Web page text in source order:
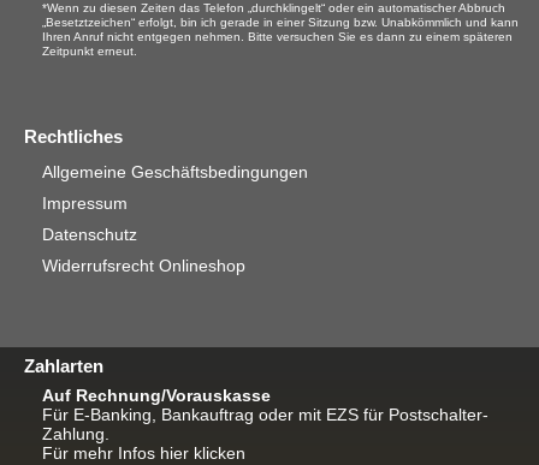
*Wenn zu diesen Zeiten das Telefon „durchklingelt“ oder ein automatischer Abbruch
„Besetztzeichen“ erfolgt, bin ich gerade in einer Sitzung bzw. Unabkömmlich und kann
Ihren Anruf nicht entgegen nehmen. Bitte versuchen Sie es dann zu einem späteren
Zeitpunkt erneut.
Rechtliches
Allgemeine Geschäftsbedingungen
Impressum
Datenschutz
Widerrufsrecht Onlineshop
Zahlarten
Auf Rechnung/Vorauskasse
Für E-Banking, Bankauftrag oder mit EZS für Postschalter-
Zahlung.
Für mehr Infos hier klicken